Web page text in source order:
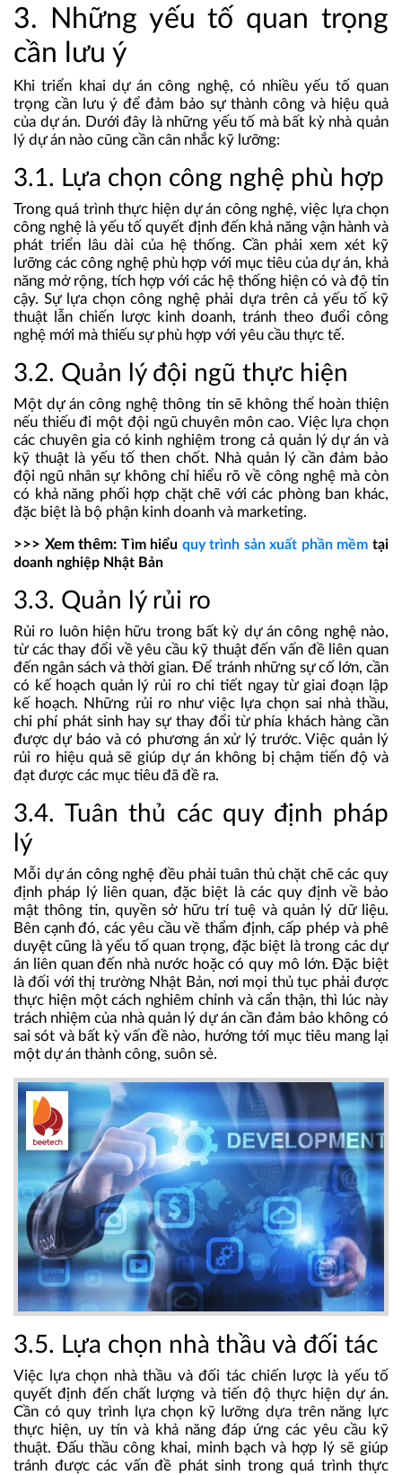
3. Những yếu tố quan trọng
cần lưu ý
Khi triển khai dự án công nghệ, có nhiều yếu tố quan
trọng cần lưu ý để đảm bảo sự thành công và hiệu quả
của dự án. Dưới đây là những yếu tố mà bất kỳ nhà quản
lý dự án nào cũng cần cân nhắc kỹ lưỡng:
3.1. Lựa chọn công nghệ phù hợp
Trong quá trình thực hiện dự án công nghệ, việc lựa chọn
công nghệ là yếu tố quyết định đến khả năng vận hành và
phát triển lâu dài của hệ thống. Cần phải xem xét kỹ
lưỡng các công nghệ phù hợp với mục tiêu của dự án, khả
năng mở rộng, tích hợp với các hệ thống hiện có và độ tin
cậy. Sự lựa chọn công nghệ phải dựa trên cả yếu tố kỹ
thuật lẫn chiến lược kinh doanh, tránh theo đuổi công
nghệ mới mà thiếu sự phù hợp với yêu cầu thực tế​.
3.2. Quản lý đội ngũ thực hiện
Một dự án công nghệ thông tin sẽ không thể hoàn thiện
nếu thiếu đi một đội ngũ chuyên môn cao. Việc lựa chọn
các chuyên gia có kinh nghiệm trong cả quản lý dự án và
kỹ thuật là yếu tố then chốt. Nhà quản lý cần đảm bảo
đội ngũ nhân sự không chỉ hiểu rõ về công nghệ mà còn
có khả năng phối hợp chặt chẽ với các phòng ban khác,
đặc biệt là bộ phận kinh doanh và marketing​.
>>> Xem thêm: Tìm hiểu quy trình sản xuất phần mềm tại
doanh nghiệp Nhật Bản
3.3. Quản lý rủi ro
Rủi ro luôn hiện hữu trong bất kỳ dự án công nghệ nào,
từ các thay đổi về yêu cầu kỹ thuật đến vấn đề liên quan
đến ngân sách và thời gian. Để tránh những sự cố lớn, cần
có kế hoạch quản lý rủi ro chi tiết ngay từ giai đoạn lập
kế hoạch. Những rủi ro như việc lựa chọn sai nhà thầu,
chi phí phát sinh hay sự thay đổi từ phía khách hàng cần
được dự báo và có phương án xử lý trước. Việc quản lý
rủi ro hiệu quả sẽ giúp dự án không bị chậm tiến độ và
đạt được các mục tiêu đã đề ra​.
3.4. Tuân thủ các quy định pháp
lý
Mỗi dự án công nghệ đều phải tuân thủ chặt chẽ các quy
định pháp lý liên quan, đặc biệt là các quy định về bảo
mật thông tin, quyền sở hữu trí tuệ và quản lý dữ liệu.
Bên cạnh đó, các yêu cầu về thẩm định, cấp phép và phê
duyệt cũng là yếu tố quan trọng, đặc biệt là trong các dự
án liên quan đến nhà nước hoặc có quy mô lớn. Đặc biệt
là đối với thị trường Nhật Bản, nơi mọi thủ tục phải được
thực hiện một cách nghiêm chỉnh và cẩn thận, thì lúc này
trách nhiệm của nhà quản lý dự án cần đảm bảo không có
sai sót và bất kỳ vấn đề nào, hướng tới mục tiêu mang lại
một dự án thành công, suôn sẻ.
3.5. Lựa chọn nhà thầu và đối tác
Việc lựa chọn nhà thầu và đối tác chiến lược là yếu tố
quyết định đến chất lượng và tiến độ thực hiện dự án.
Cần có quy trình lựa chọn kỹ lưỡng dựa trên năng lực
thực hiện, uy tín và khả năng đáp ứng các yêu cầu kỹ
thuật. Đấu thầu công khai, minh bạch và hợp lý sẽ giúp
tránh được các vấn đề phát sinh trong quá trình thực